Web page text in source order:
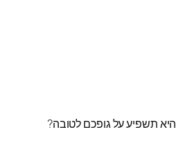
היא תשפיע על גופכם לטובה?